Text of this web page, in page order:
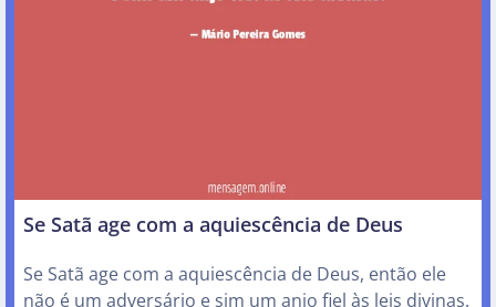
Se Satã age com a aquiescência de Deus
Se Satã age com a aquiescência de Deus, então ele
não é um adversário e sim um anjo fiel às leis divinas.